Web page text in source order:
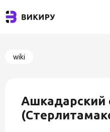
wiki
Ашкадарский